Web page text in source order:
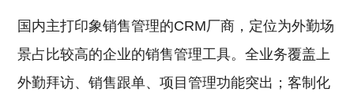
国内主打印象销售管理的CRM厂商，定位为外勤场
景占比较高的企业的销售管理工具。全业务覆盖上
外勤拜访、销售跟单、项目管理功能突出；客制化